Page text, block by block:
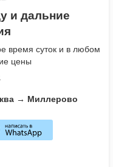
и дальние
время суток и в любом
цены
→ Миллерово